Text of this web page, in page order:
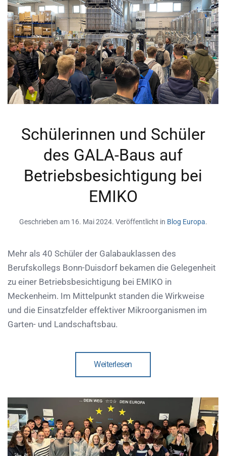
Schülerinnen und Schüler
des GALA-Baus auf
Betriebsbesichtigung bei
EMIKO
Geschrieben am 16. Mai 2024. Veröffentlicht in Blog Europa.
Mehr als 40 Schüler der Galabauklassen des
Berufskollegs Bonn-Duisdorf bekamen die Gelegenheit
zu einer Betriebsbesichtigung bei EMIKO in
Meckenheim. Im Mittelpunkt standen die Wirkweise
und die Einsatzfelder effektiver Mikroorganismen im
Garten- und Landschaftsbau.
Weiterlesen